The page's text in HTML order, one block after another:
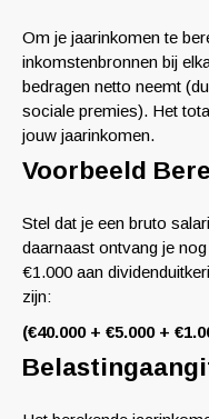
Om je jaarinkomen te
inkomstenbronnen bij
bedragen netto neemt
sociale premies). Het
jouw jaarinkomen.
Voorbeeld
Stel dat je een bruto
daarnaast ontvang je
€1.000 aan
zijn:
(€40.000 + €5.000 +